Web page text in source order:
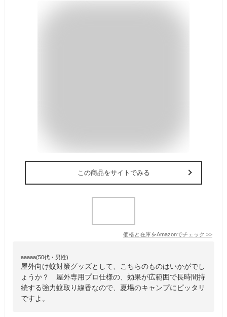
この商品をサイトでみる
価格と在庫をAmazonでチェック >>
aaaaa(50代・男性)
屋外向け蚊対策グッズとして、こちらのものはいかがでし
ょうか？ 屋外専用プロ仕様の、効果が広範囲で長時間持
続する強力蚊取り線香なので、夏場のキャンプにピッタリ
ですよ。